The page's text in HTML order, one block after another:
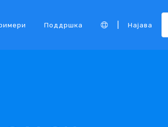
Поддршка Најава